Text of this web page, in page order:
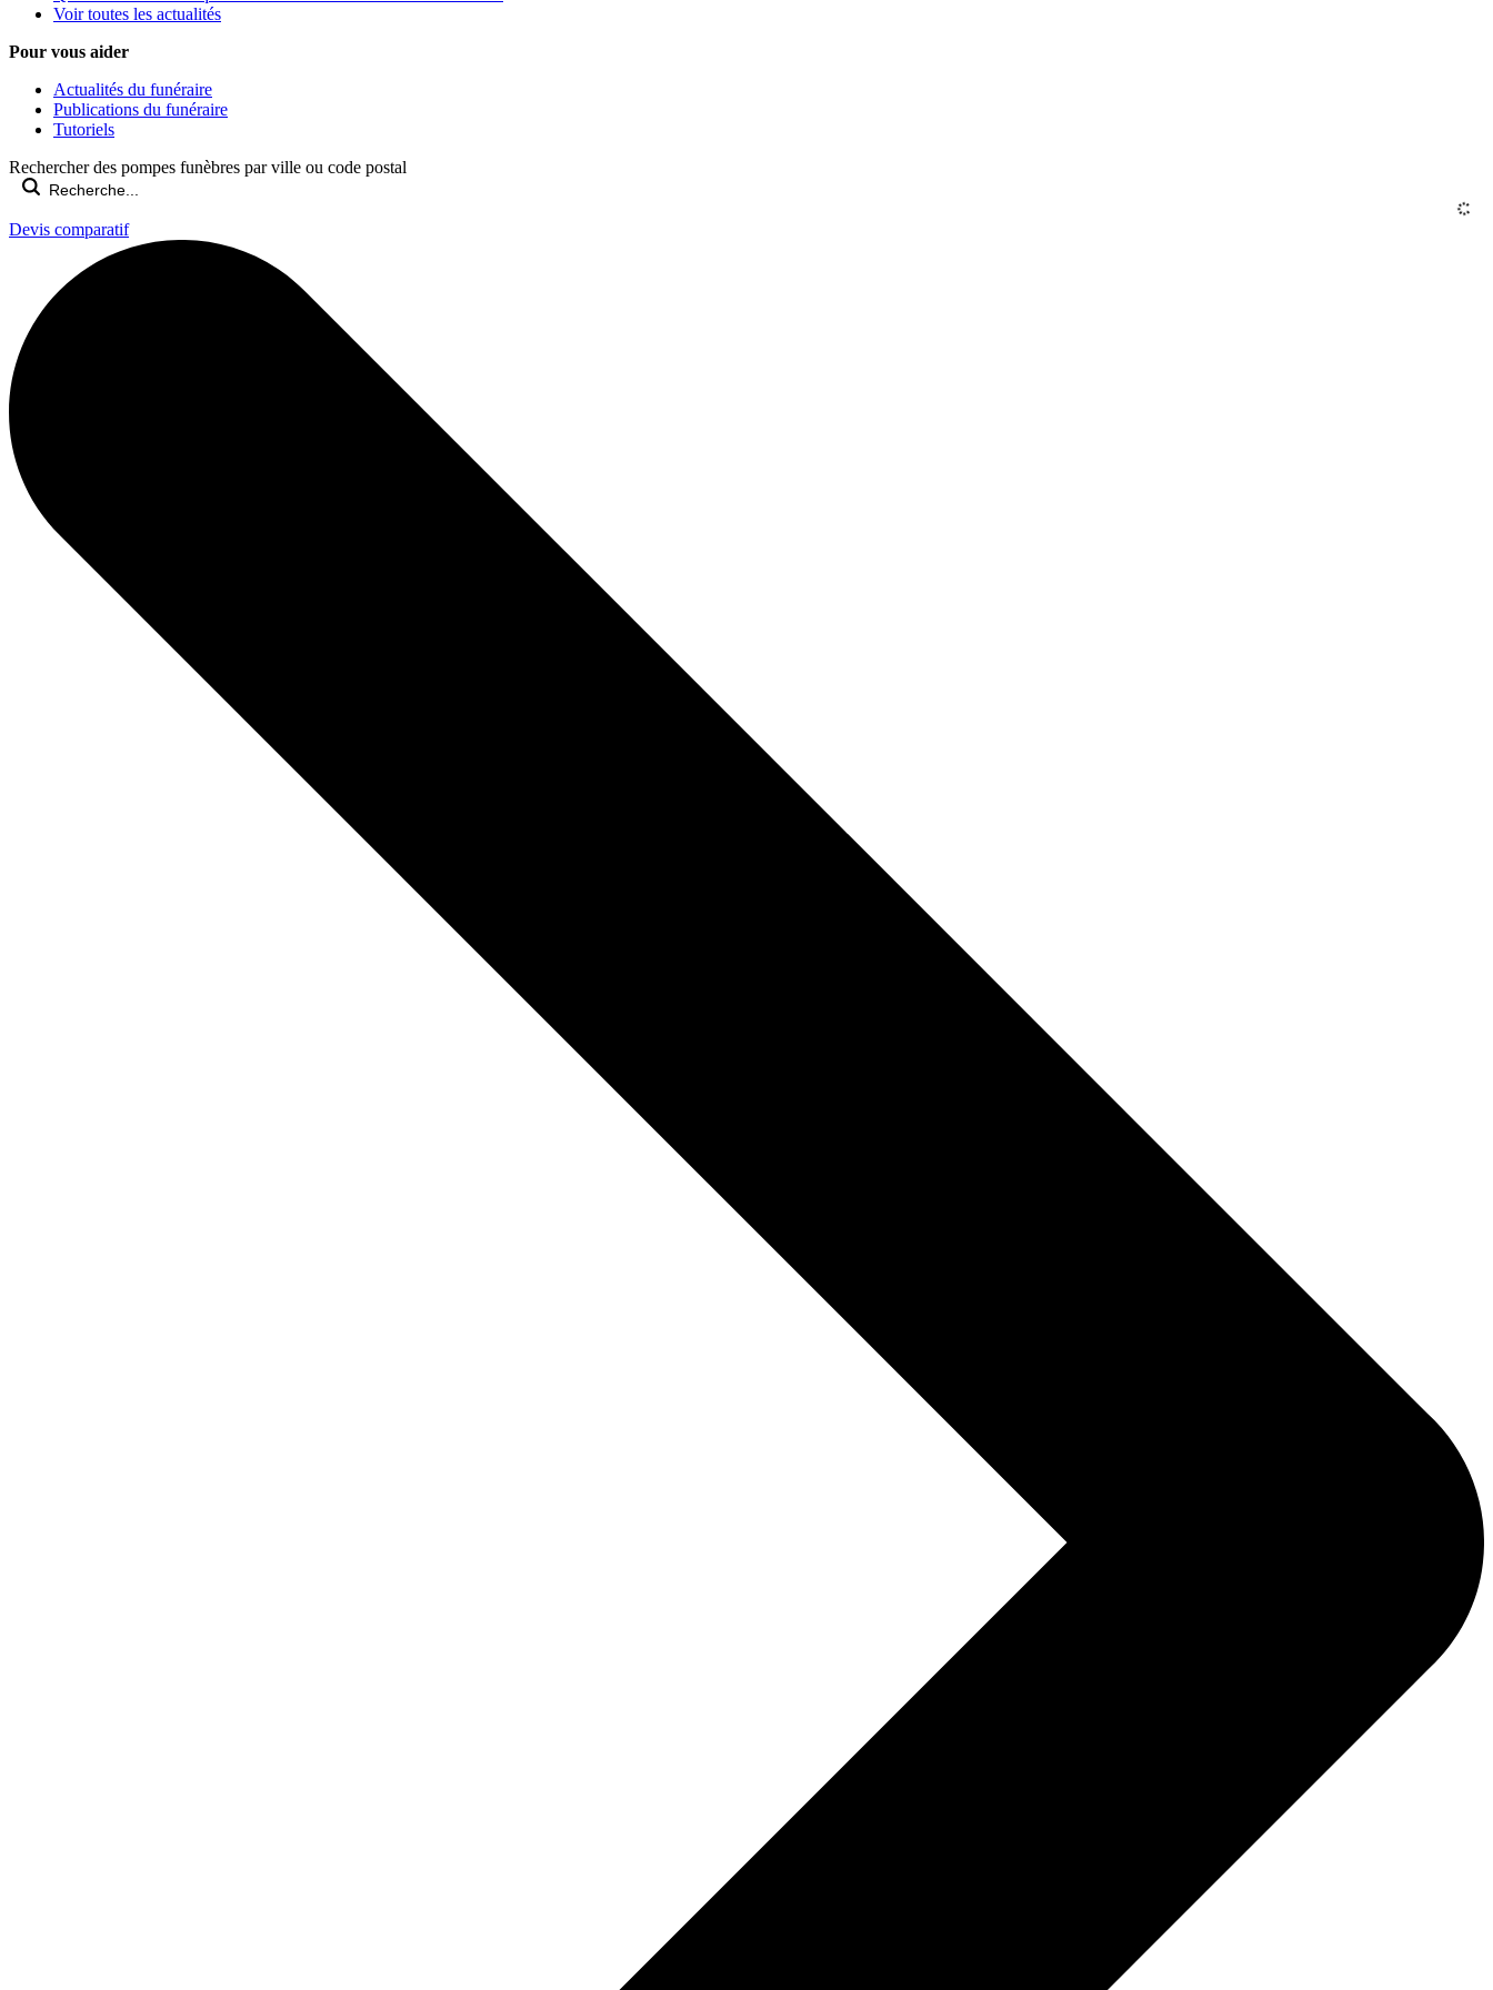
Voir toutes les actualités
Pour vous aider
Actualités du funéraire
Publications du funéraire
Tutoriels
Rechercher des pompes funèbres par ville ou code postal
Devis comparatif